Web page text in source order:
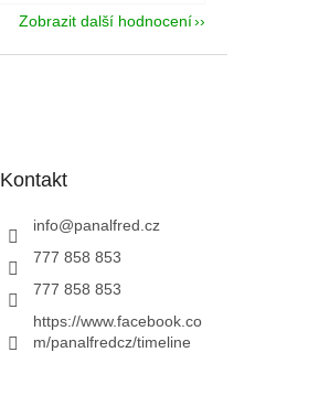
Zobrazit další hodnocení
Kontakt
info@panalfred.cz
777 858 853
777 858 853
https://www.facebook.co
m/panalfredcz/timeline